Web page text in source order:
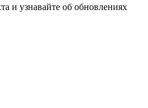
и узнавайте об обновлениях